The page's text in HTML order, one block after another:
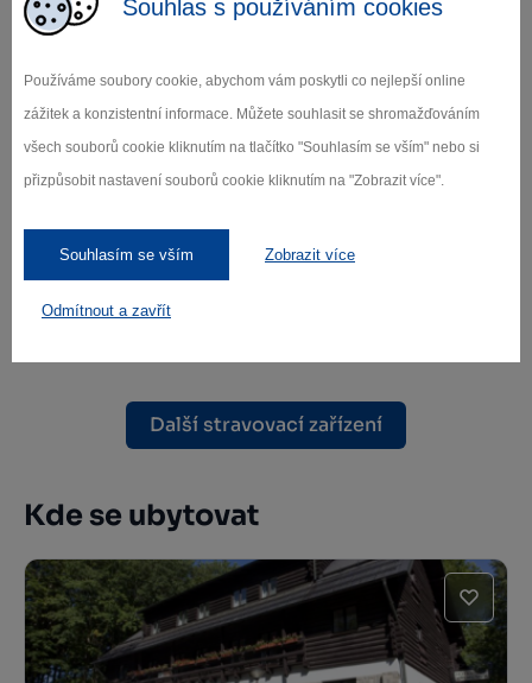
Souhlas s používáním cookies
Používáme soubory cookie, abychom vám poskytli co nejlepší online
zážitek a konzistentní informace. Můžete souhlasit se shromažďováním
všech souborů cookie kliknutím na tlačítko "Souhlasím se vším" nebo si
přizpůsobit nastavení souborů cookie kliknutím na "Zobrazit více".
Souhlasím se vším Zobrazit více
Odmítnout a zavřít
Pizza a Bowling
Pelhřimov
Další stravovací zařízení
Kde se ubytovat